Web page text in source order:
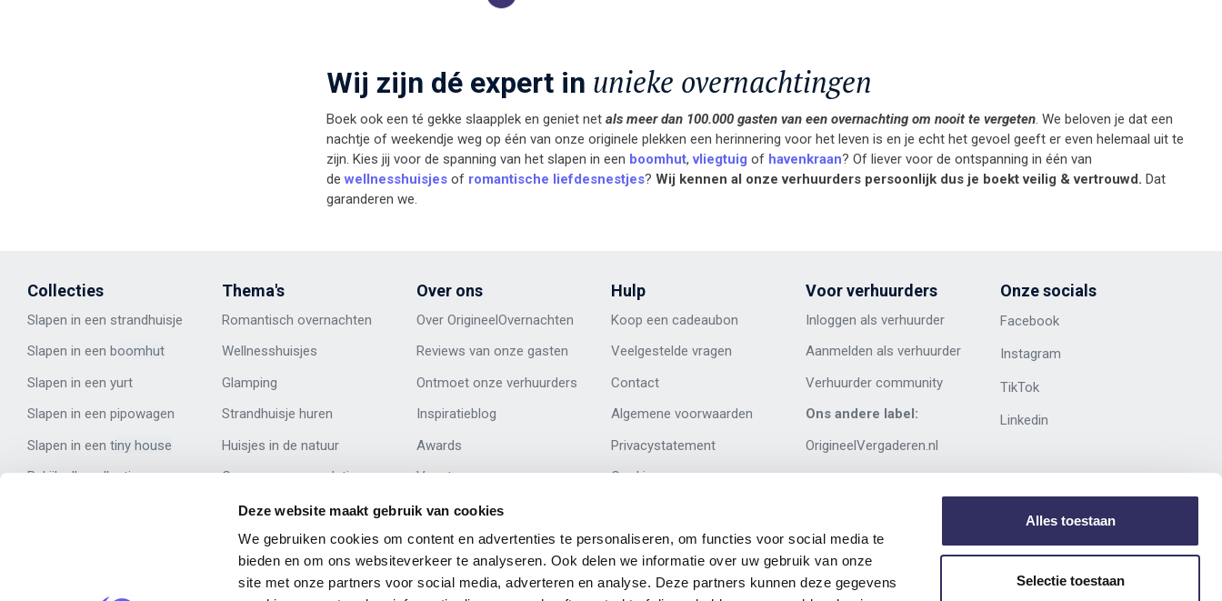
Deze website maakt gebruik van cookies
We gebruiken cookies om content en advertenties te personaliseren, om functies voor social media te
bieden en om ons websiteverkeer te analyseren. Ook delen we informatie over uw gebruik van onze
site met onze partners voor social media, adverteren en analyse. Deze partners kunnen deze gegevens
Alles toestaan
Selectie toestaan
Wij zijn dé expert in unieke overnachtingen
Boek ook een té gekke slaapplek en geniet net als meer dan 100.000 gasten van een overnachting om nooit te vergeten. We beloven je dat een
nachtje of weekendje weg op één van onze originele plekken een herinnering voor het leven is en je echt het gevoel geeft er even helemaal uit te
zijn. Kies jij voor de spanning van het slapen in een boomhut,vliegtuig of havenkraan? Of liever voor de ontspanning in één van
de wellnesshuisjesof romantische liefdesnestjes? Wij kennen al onze verhuurders persoonlijk dus je boekt veilig & vertrouwd. Dat
garanderen we.
Collecties
Slapen in een strandhuisje
Slapen in een boomhut
Slapen in een yurt
Slapen in een pipowagen
Slapen in een tiny house
Bekijk allecollecties
Thema's
Romantisch overnachten
Wellnesshuisjes
Glamping
Strandhuisje huren
Huisjes in de natuur
Groepsaccommodaties
Over ons
Over OrigineelOvernachten
Reviews van onze gasten
Ontmoet onze verhuurders
Inspiratieblog
Awards
Vacatures
Hulp
Koop een cadeaubon
Veelgestelde vragen
Contact
Algemene voorwaarden
Privacystatement
Cookies
Voor verhuurders
Inloggen als verhuurder
Aanmelden als verhuurder
Verhuurder community
Ons andere label:
OrigineelVergaderen.nl
Onze socials
Facebook
Instagram
TikTok
Linkedin
certified
De Nederlandse award die jaarlijks wordt uitgereikt aan de beste websites van Nederland.